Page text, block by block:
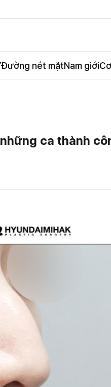
Đường nét mặtNam giới
ca thành